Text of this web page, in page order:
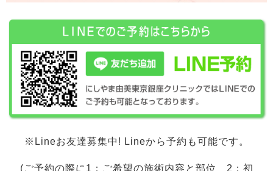
※Lineお友達募集中! Lineから予約も可能です。
(ご予約の際に1：ご希望の施術内容と部位 2：初